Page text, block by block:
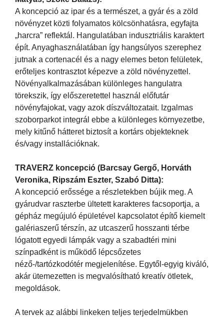
A koncepció az ipar és a természet, a gyár és a zöld
növényzet közti folyamatos kölcsönhatásra, egyfajta
„harcra” reflektál. Hangulatában indusztriális karaktert
épít. Anyaghasználatában így hangsúlyos szerephez
jutnak a cortenacél és a nagy elemes beton felületek,
erőteljes kontrasztot képezve a zöld növényzettel.
Növényalkalmazásában különleges hangulatra
törekszik, így előszeretettel használ előfutár
növényfajokat, vagy azok díszváltozatait. Izgalmas
szoborparkot integrál ebbe a különleges környezetbe,
mely kitűnő hátteret biztosít a kortárs objekteknek
és/vagy installációknak.
TRAVERZ koncepció (Barcsay Gergő, Horváth
Veronika, Ripszám Eszter, Szabó Ditta):
A koncepció erőssége a részletekben bújik meg. A
gyárudvar raszterbe ültetett karakteres facsoportja, a
gépház megújuló épületével kapcsolatot építő kiemelt
galériaszerű térszín, az utcaszerű hosszanti térbe
lógatott egyedi lámpák vagy a szabadtéri mini
színpadként is működő lépcsőzetes
néző-/tartózkodótér megjelenítése. Egytől-egyig kiváló,
akár ütemezetten is megvalósítható kreatív ötletek,
megoldások.
A tervek az alábbi linkeken teljes terjedelmükben